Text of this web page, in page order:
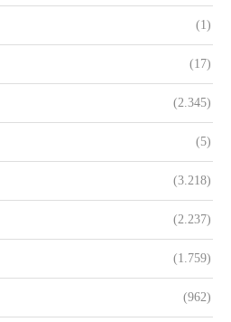
(1)
(17)
(2.345)
(5)
(3.218)
(2.237)
(1.759)
(962)